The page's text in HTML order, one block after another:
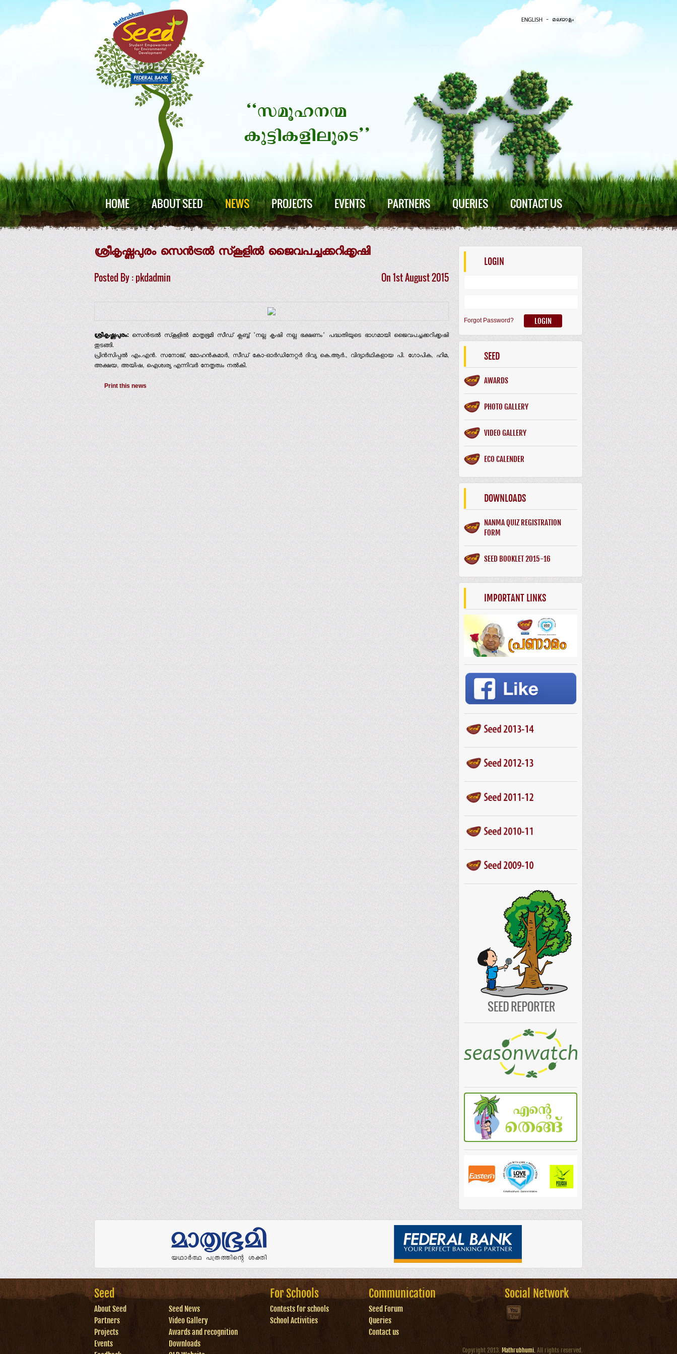
HOME ABOUT SEED NEWS PROJECTS EVENTS PARTNERS QUERIES CONTACT US
ശ്രീകൃഷ്ണപുരം സെന്‍ട്രല്‍ സ്‌കൂളില്‍ ജൈവപച്ചക്കറിക്കൃഷി
Posted By : pkdadmin On 1st August 2015
ശ്രീകൃഷ്ണപുരം:സെന്‍ട്രല്‍ സ്‌കൂളില്‍ മാതൃഭൂമി സീഡ് ക്ലബ്ബ് 'നല്ല കൃഷി നല്ല ഭക്ഷണം' പദ്ധതിയുടെ ഭാഗമായി ജൈവപച്ചക്കറിക്കൃഷി
തുടങ്ങി.
പ്രിന്‍സിപ്പല്‍ എം.എന്‍. സനോജ്, മോഹന്‍കുമാര്‍, സീഡ് കോ-ഓര്‍ഡിനേറ്റര്‍ ദിവ്യ കെ.ആര്‍., വിദ്യാര്‍ഥികളായ പി. ഗോപിക, ഹിമ,
അക്ഷയ, അയിഷ, ഐശ്വര്യ എന്നിവര്‍ നേതൃത്വം നല്‍കി.
Print this news
LOGIN
Forgot Password?
SEED
AWARDS
PHOTO GALLERY
VIDEO GALLERY
ECO CALENDER
DOWNLOADS
NANMA QUIZ REGISTRATION
FORM
SEED BOOKLET 2015-16
IMPORTANT LINKS
Seed
About Seed
Partners
Projects
Events
Seed News
Video Gallery
Awards and recognition
Downloads
For Schools
Contests for schools
School Activities
Communication
Seed Forum
Queries
Contact us
Social Network
Copyright 2013. Mathrubhumi. All rights reserved.